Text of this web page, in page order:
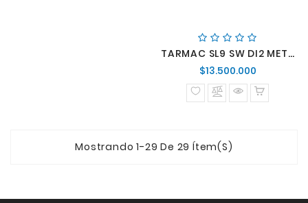
TARMAC SL9 SW DI2 METWHTSIL/GLDPRL/METOBSD
$13.500.000Precio
normal
Mostrando 1-29 De 29 Ítem(s)